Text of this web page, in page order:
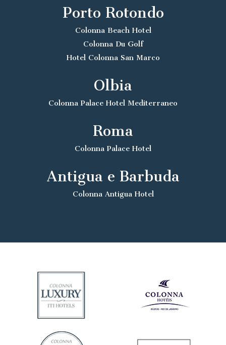
Porto Rotondo
Colonna Beach Hotel
Colonna Du Golf
Hotel Colonna San Marco
Olbia
Colonna Palace Hotel Mediterraneo
Roma
Colonna Palace Hotel
Antigua e Barbuda
Colonna Antigua Hotel